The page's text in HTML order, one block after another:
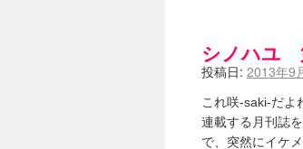
シノハユ
投稿日: 2013年9
これ咲-saki-だよ
連載する月刊誌
で、突然にイケ